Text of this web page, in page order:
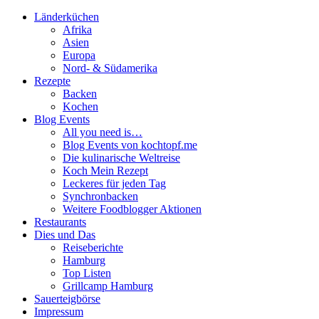
Länderküchen
Afrika
Asien
Europa
Nord- & Südamerika
Rezepte
Backen
Kochen
Blog Events
All you need is…
Blog Events von kochtopf.me
Die kulinarische Weltreise
Koch Mein Rezept
Leckeres für jeden Tag
Synchronbacken
Weitere Foodblogger Aktionen
Restaurants
Dies und Das
Reiseberichte
Hamburg
Top Listen
Grillcamp Hamburg
Sauerteigbörse
Impressum